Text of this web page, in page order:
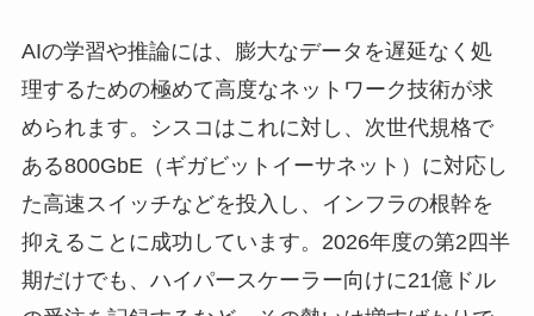
AIの学習や推論には、膨大なデータを遅延なく処
理するための極めて高度なネットワーク技術が求
められます。シスコはこれに対し、次世代規格で
ある800GbE（ギガビットイーサネット）に対応し
た高速スイッチなどを投入し、インフラの根幹を
抑えることに成功しています。2026年度の第2四半
期だけでも、ハイパースケーラー向けに21億ドル